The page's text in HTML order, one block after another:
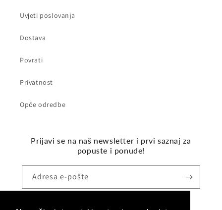
Uvjeti poslovanja
Dostava
Povrati
Privatnost
Opće odredbe
Prijavi se na naš newsletter i prvi saznaj za
popuste i ponude!
Adresa e-pošte